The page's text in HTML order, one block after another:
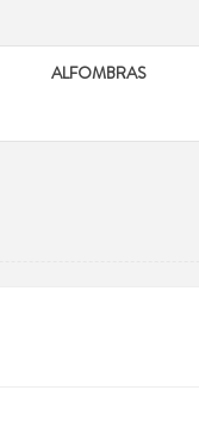
ALFOMBRAS